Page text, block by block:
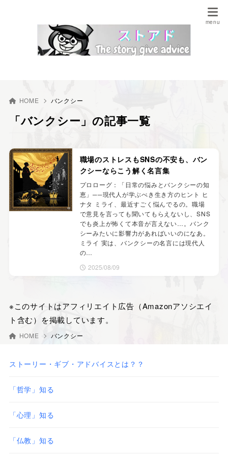
HOME バンクシー
「バンクシー」の記事一覧
職場のストレスもSNSの不安も、バン
クシーならこう解く名言集
プロローグ：「日常の悩みとバンクシーの知
恵」──現代人が学ぶべき生き方のヒント ヒ
ナタ ミライ、最近すごく悩んでるの。職場
で意見を言っても聞いてもらえないし、SNS
でも炎上が怖くて本音が言えない…。バンク
シーみたいに影響力があればいいのになあ。
ミライ 実は、バンクシーの名言には現代人
の…
2025/08/09
※このサイトはアフィリエイト広告（Amazonアソシエイ
ト含む）を掲載しています。
HOME バンクシー
ストーリー・ギブ・アドバイスとは？？
「哲学」知る
「心理」知る
「仏教」知る